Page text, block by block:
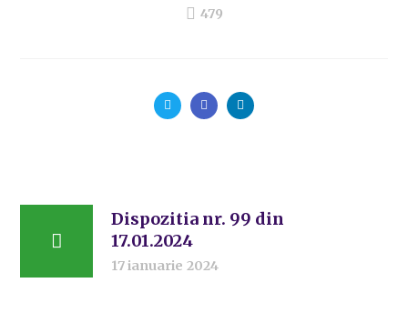
479
Dispozitia nr. 99 din
17.01.2024
17 ianuarie 2024